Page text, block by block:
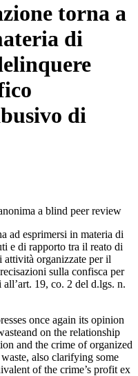
torna a
di
di
a blind peer review
ad esprimersi in materia di
e di rapporto tra il reato di
attività organizzate per il
sulla confisca per
19, co. 2 del d.lgs. n.
once again its opinion
on the relationship
and the crime of organized
also clarifying some
of the crime’s profit ex